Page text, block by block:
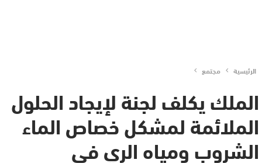
الرئيسية مجتمع
الملك يكلف لجنة لإيجاد الحلول
الملائمة لمشكل خصاص الماء
الشروب ومياه الري في